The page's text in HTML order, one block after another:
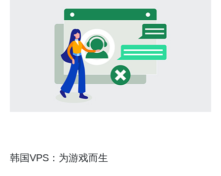
韩国VPS：为游戏而生